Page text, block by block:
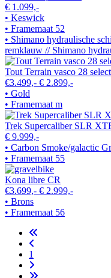
€ 1.099,-
• Keswick
• Framemaat 52
• Shimano hydraulische
remklauw // Shimano
Tout Terrain vasco 28
€3.499,- € 2.899,-
• Gold
• Framemaat m
Trek Supercaliber SLR
€ 9.999,-
• Carbon Smoke/galactic
• Framemaat 55
Kona libre CR
€3.699,- € 2.999,-
• Brons
• Framemaat 56
1